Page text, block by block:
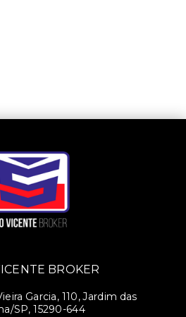
BROKER
Garcia, 110, Jardim das
SP, 15290-644